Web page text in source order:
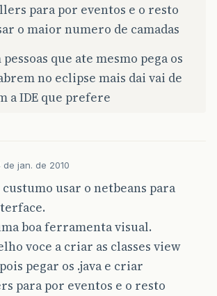
para por eventos e o resto
o maior numero de camadas
pessoas que ate mesmo pega os
no eclipse mais dai vai de
a IDE que prefere
de jan. de 2010
usar o netbeans para
boa ferramenta visual.
voce a criar as classes view
pegar os .java e criar
para por eventos e o resto